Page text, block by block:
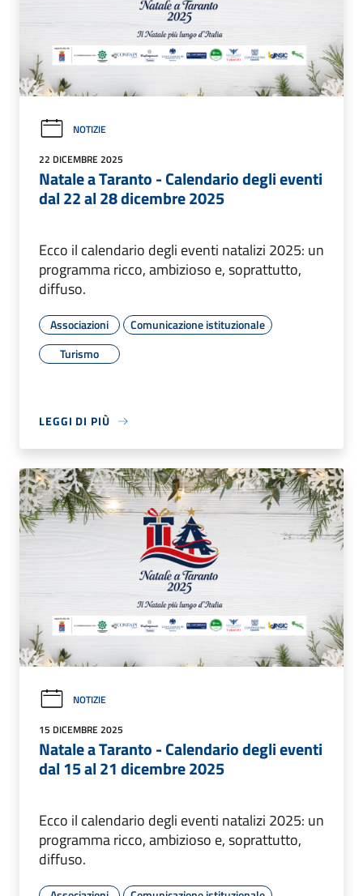
NOTIZIE
22 DICEMBRE 2025
Natale a Taranto - Calendario degli eventi
dal 22 al 28 dicembre 2025
Ecco il calendario degli eventi natalizi 2025: un
programma ricco, ambizioso e, soprattutto,
diffuso.
Associazioni
Comunicazione istituzionale
Turismo
LEGGI DI PIÙ
NOTIZIE
15 DICEMBRE 2025
Natale a Taranto - Calendario degli eventi
dal 15 al 21 dicembre 2025
Ecco il calendario degli eventi natalizi 2025: un
programma ricco, ambizioso e, soprattutto,
diffuso.